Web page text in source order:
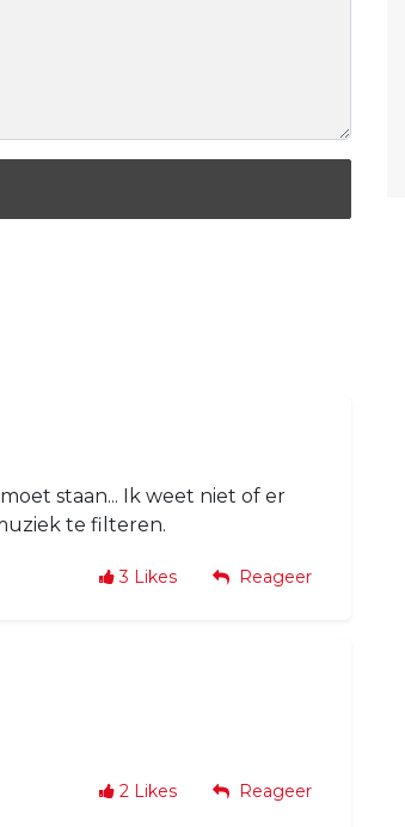
staan... Ik weet niet of er
te filteren.
3 Likes Reageer
2 Likes Reageer